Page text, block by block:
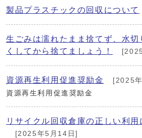
製品プラスチックの回収について
生ごみは濡れたまま捨てず、水切
くしてから捨てましょう！
資源再生利用促進奨励金
[2025
資源再生利用促進奨励金
リサイクル回収倉庫の正しい利用
[2025年5月14日]